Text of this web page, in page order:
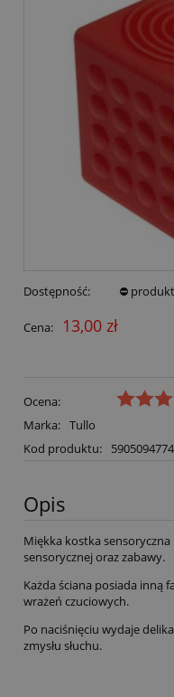
Dostępność: ⛔
Cena: 13,00 zł
Ocena:
Marka: Tullo
Kod produktu:
Opis
Miękka kostka
sensorycznej oraz zabawy.
Każda ściana posiada inną
wrażeń czuciowych.
Po naciśnięciu wydaje
zmysłu słuchu.